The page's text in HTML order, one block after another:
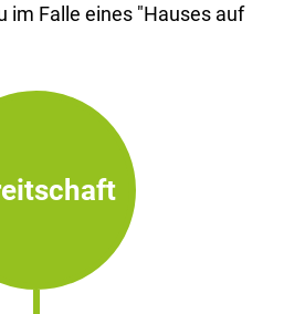
im Falle eines "Hauses auf